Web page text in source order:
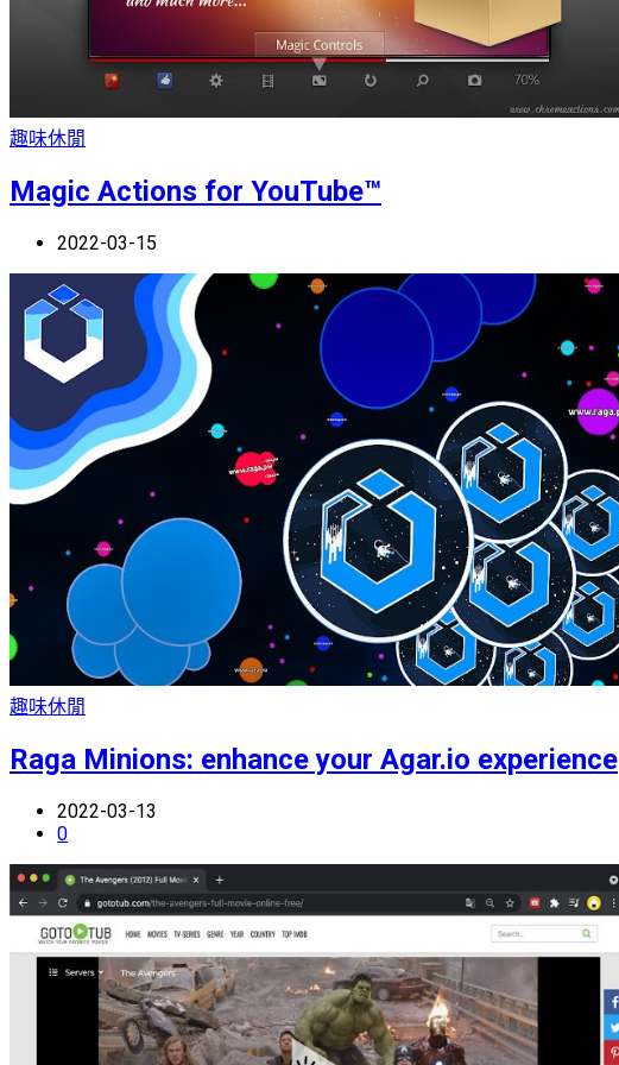
趣味休閒
Magic Actions for YouTube™
2022-03-15
趣味休閒
Raga Minions: enhance your Agar.io experience
2022-03-13
0